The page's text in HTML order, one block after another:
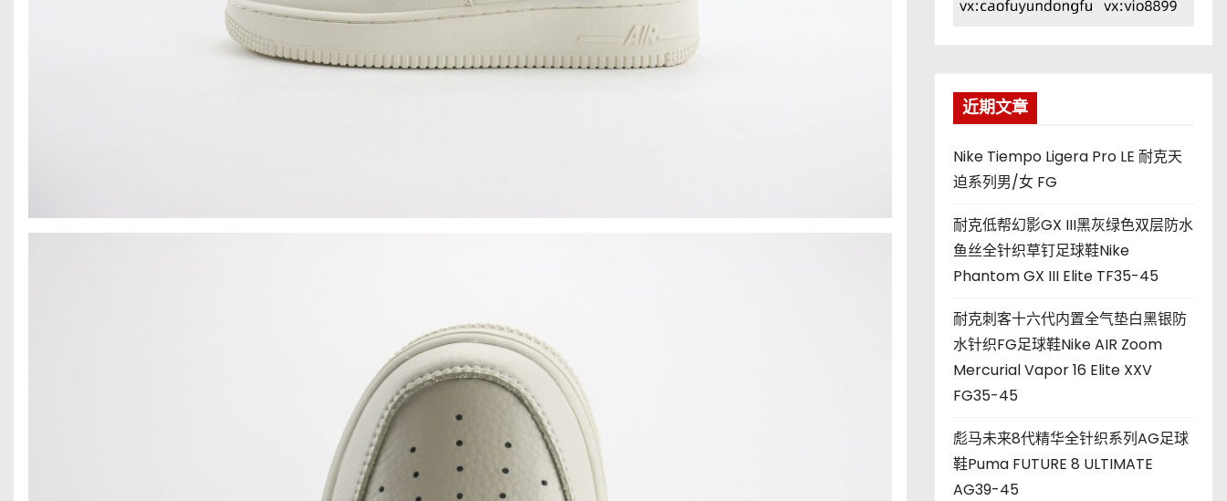
近期文章
Nike Tiempo Ligera Pro LE 耐克天
迫系列男/女 FG
耐克低帮幻影GX III黑灰绿色双层防水
鱼丝全针织草钉足球鞋Nike
Phantom GX III Elite TF35-45
耐克刺客十六代内置全气垫白黑银防
水针织FG足球鞋Nike AIR Zoom
Mercurial Vapor 16 Elite XXV
FG35-45
彪马未来8代精华全针织系列AG足球
鞋Puma FUTURE 8 ULTIMATE
AG39-45